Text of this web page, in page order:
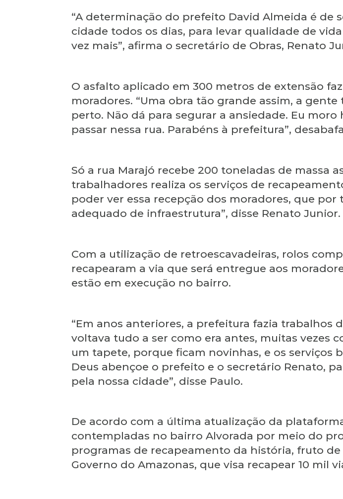
“A determinação do prefeito David Almeida é de
cidade todos os dias, para levar qualidade de
vez mais”, afirma o secretário de Obras, Renato
O asfalto aplicado em 300 metros de extensão
moradores. “Uma obra tão grande assim, a
perto. Não dá para segurar a ansiedade. Eu
passar nessa rua. Parabéns à prefeitura”,
Só a rua Marajó recebe 200 toneladas de massa
trabalhadores realiza os serviços de
poder ver essa recepção dos moradores, que
adequado de infraestrutura”, disse Renato Junior.
Com a utilização de retroescavadeiras, rolos
recapearam a via que será entregue aos
estão em execução no bairro.
“Em anos anteriores, a prefeitura fazia trabalhos
voltava tudo a ser como era antes, muitas vezes
um tapete, porque ficam novinhas, e os serviços
Deus abençoe o prefeito e o secretário Renato,
pela nossa cidade”, disse Paulo.
De acordo com a última atualização da
contempladas no bairro Alvorada por meio do
programas de recapeamento da história, fruto
Governo do Amazonas, que visa recapear 10 mil